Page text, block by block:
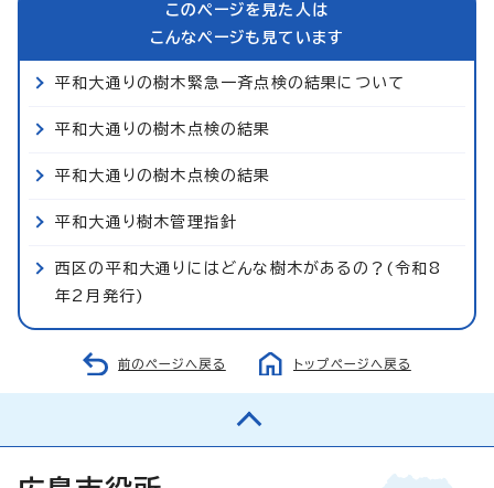
このページを見た人は
こんなページも見ています
平和大通りの樹木緊急一斉点検の結果について
平和大通りの樹木点検の結果
平和大通りの樹木点検の結果
平和大通り樹木管理指針
西区の平和大通りにはどんな樹木があるの？(令和8
年2月発行)
前のページへ戻る トップページへ戻る